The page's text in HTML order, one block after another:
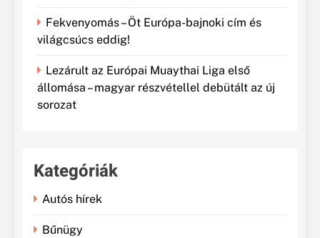
Fekvenyomás – Öt Európa-bajnoki cím és
világcsúcs eddig!
Lezárult az Európai Muaythai Liga első
állomása – magyar részvétellel debütált az új
sorozat
Kategóriák
Autós hírek
Bűnügy